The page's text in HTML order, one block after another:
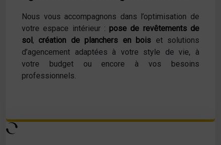
Nous vous accompagnons dans l’optimisation de
votre espace intérieur :pose de revêtements de
sol, création de planchers en bois et solutions
d’agencement adaptées à votre style de vie, à
votre budget ou encore à vos besoins
professionnels.